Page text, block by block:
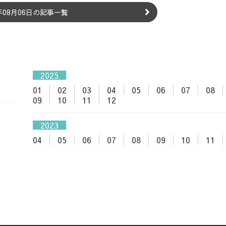
08月06日の記事一覧
2025
01
02 03 04 05 06 07
08
09
10 11 12
2023
04
05 06 07 08 09 10 11